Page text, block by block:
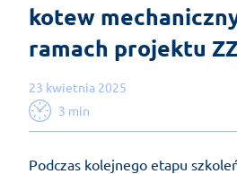
kotew
ramach projektu
23 kwietnia 2025
3 min
Podczas kolejnego etapu